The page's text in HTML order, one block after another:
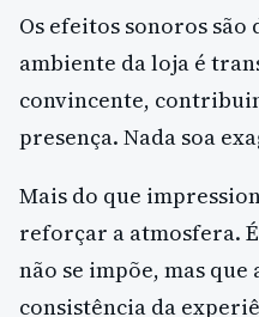
Os efeitos sonoros são
ambiente da loja é
convincente,
presença. Nada soa
Mais do que
reforçar a atmosfera.
não se impõe, mas
consistência da